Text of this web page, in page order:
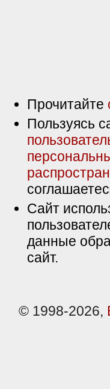
Прочитайте
Пользуясь
Сайт
данные
сайт.
© 1998-2026,